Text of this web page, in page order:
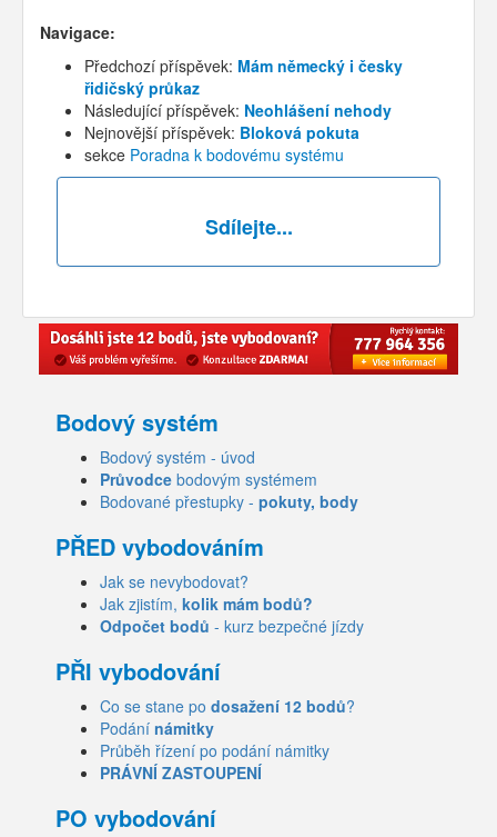
Navigace:
Předchozí příspěvek: Mám německý i česky
řidičský průkaz
Následující příspěvek: Neohlášení nehody
Nejnovější příspěvek: Bloková pokuta
sekce Poradna k bodovému systému
Sdílejte...
Bodový systém
Bodový systém - úvod
Průvodce bodovým systémem
Bodované přestupky - pokuty, body
PŘED vybodováním
Jak se nevybodovat?
Jak zjistím, kolik mám bodů?
Odpočet bodů - kurz bezpečné jízdy
PŘI vybodování
Co se stane po dosažení 12 bodů?
Podání námitky
Průběh řízení po podání námitky
PRÁVNÍ ZASTOUPENÍ
PO vybodování